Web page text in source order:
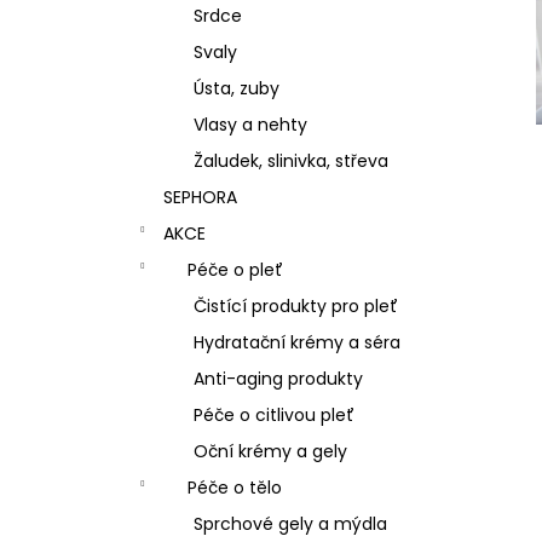
Srdce
Svaly
Ústa, zuby
Vlasy a nehty
Žaludek, slinivka, střeva
SEPHORA
AKCE
Péče o pleť
Čistící produkty pro pleť
Hydratační krémy a séra
Anti-aging produkty
Péče o citlivou pleť
Oční krémy a gely
Péče o tělo
Sprchové gely a mýdla
l
á